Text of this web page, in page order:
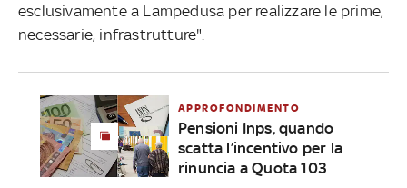
esclusivamente a Lampedusa per realizzare le prime,
necessarie, infrastrutture".
APPROFONDIMENTO
Pensioni Inps, quando
scatta l’incentivo per la
rinuncia a Quota 103